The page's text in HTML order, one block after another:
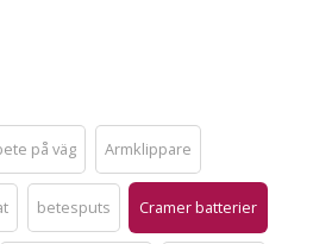
på väg Armklippare
betesputs Cramer batterier